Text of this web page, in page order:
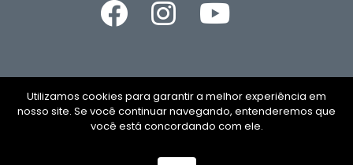
Copyright © 2026
CNPJ
Utilizamos cookies para garantir a melhor experiência em
nosso site. Se você continuar navegando, entenderemos que
você está concordando com ele.